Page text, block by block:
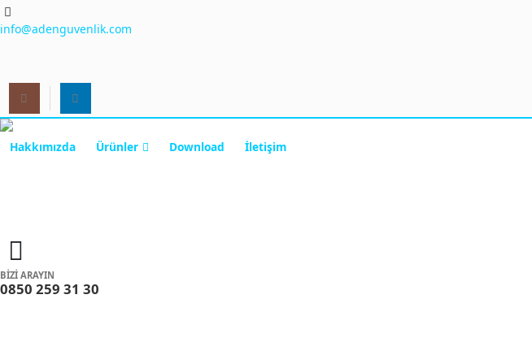
info@adenguvenlik.com
Hakkımızda Ürünler Download İletişim
BİZİ ARAYIN
0850 259 31 30